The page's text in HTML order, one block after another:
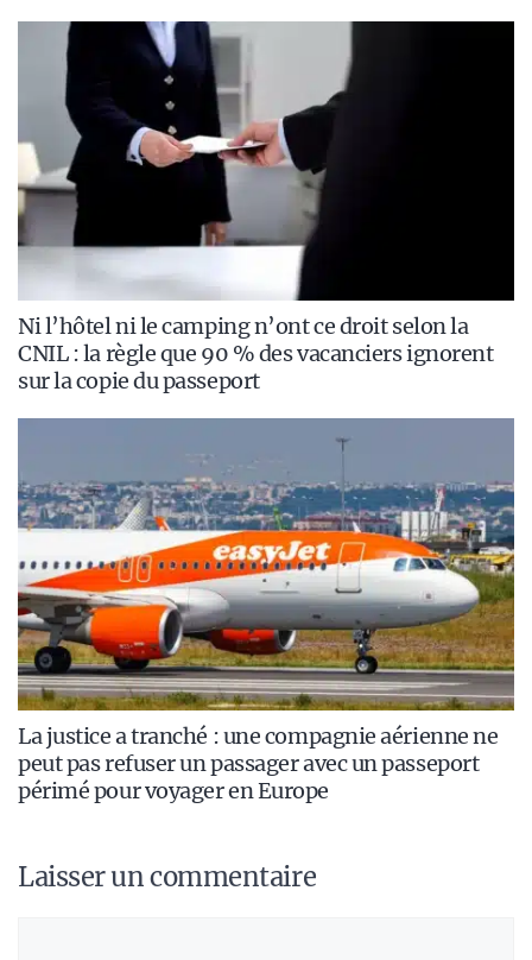
Ni l’hôtel ni le camping n’ont ce droit selon la
CNIL : la règle que 90 % des vacanciers ignorent
sur la copie du passeport
La justice a tranché : une compagnie aérienne ne
peut pas refuser un passager avec un passeport
périmé pour voyager en Europe
Laisser un commentaire